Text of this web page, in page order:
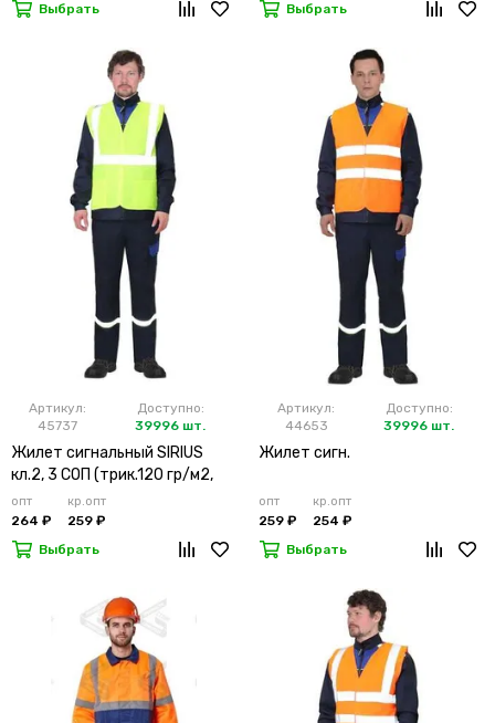
Выбрать
Выбрать
Артикул:
45737
Доступно:
39996 шт.
Жилет сигнальный SIRIUS
кл.2, 3 СОП (трик.120 гр/м2,
карманы) лимонный
опт
264 ₽
кр.опт
259 ₽
Выбрать
Артикул:
44653
Доступно:
39996 шт.
Жилет сигн.
опт
259 ₽
кр.опт
254 ₽
Выбрать